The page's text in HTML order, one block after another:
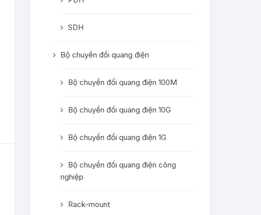
SDH
Bộ chuyển đổi quang điện
Bộ chuyển đổi quang điện 100M
Bộ chuyển đổi quang điện 10G
Bộ chuyển đổi quang điện 1G
Bộ chuyển đổi quang điện công
nghiệp
Rack-mount